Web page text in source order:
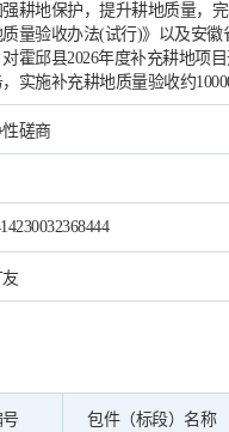
强耕地保护，提升耕地质量，
量验收办法(试行)》以及安
霍邱县2026年度补充耕地项
实施补充耕地质量验收约
磋商
包件（标段）名称